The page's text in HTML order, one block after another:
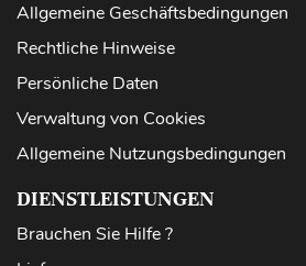
Allgemeine Geschäftsbedingungen
Rechtliche Hinweise
Persönliche Daten
Verwaltung von Cookies
Allgemeine Nutzungsbedingungen
DIENSTLEISTUNGEN
Brauchen Sie Hilfe ?